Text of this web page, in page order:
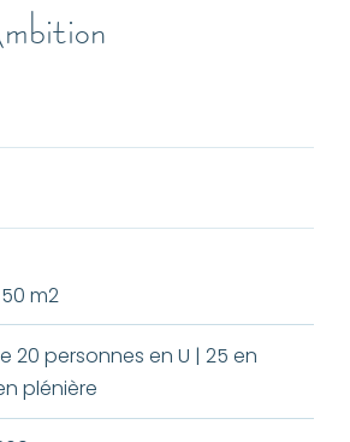
m2
20 personnes en U | 25 en
plénière